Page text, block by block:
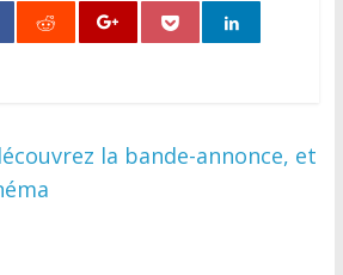
la bande-annonce, et